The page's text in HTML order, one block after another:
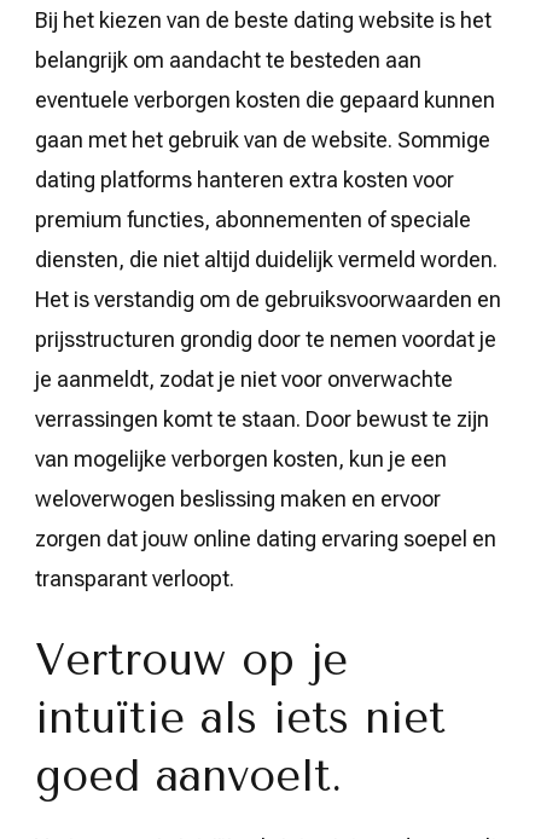
Bij het kiezen van de beste dating website is het
belangrijk om aandacht te besteden aan
eventuele verborgen kosten die gepaard kunnen
gaan met het gebruik van de website. Sommige
dating platforms hanteren extra kosten voor
premium functies, abonnementen of speciale
diensten, die niet altijd duidelijk vermeld worden.
Het is verstandig om de gebruiksvoorwaarden en
prijsstructuren grondig door te nemen voordat je
je aanmeldt, zodat je niet voor onverwachte
verrassingen komt te staan. Door bewust te zijn
van mogelijke verborgen kosten, kun je een
weloverwogen beslissing maken en ervoor
zorgen dat jouw online dating ervaring soepel en
transparant verloopt.
Vertrouw op je
intuïtie als iets niet
goed aanvoelt.